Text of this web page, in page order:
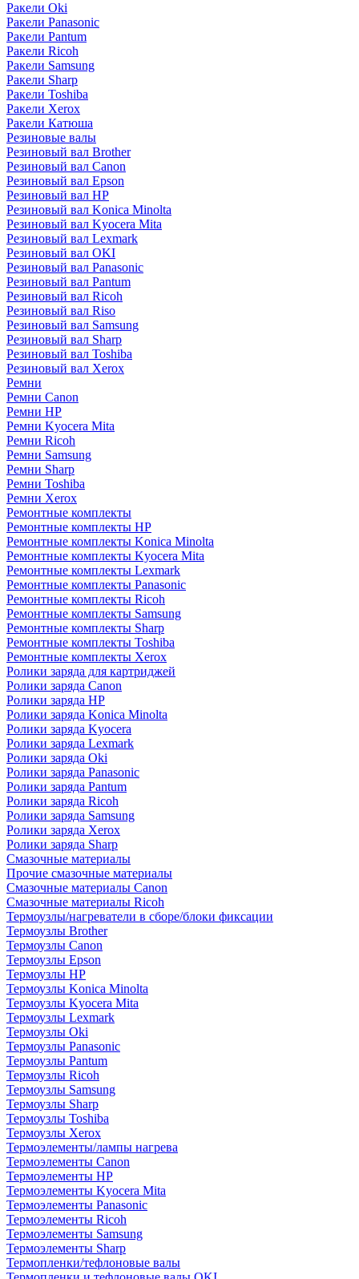
Ракели Oki
Ракели Panasonic
Ракели Pantum
Ракели Ricoh
Ракели Samsung
Ракели Sharp
Ракели Toshiba
Ракели Xerox
Ракели Катюша
Резиновые валы
Резиновый вал Brother
Резиновый вал Canon
Резиновый вал Epson
Резиновый вал HP
Резиновый вал Konica Minolta
Резиновый вал Kyocera Mita
Резиновый вал Lexmark
Резиновый вал OKI
Резиновый вал Panasonic
Резиновый вал Pantum
Резиновый вал Ricoh
Резиновый вал Riso
Резиновый вал Samsung
Резиновый вал Sharp
Резиновый вал Toshiba
Резиновый вал Xerox
Ремни
Ремни Canon
Ремни HP
Ремни Kyocera Mita
Ремни Ricoh
Ремни Samsung
Ремни Sharp
Ремни Toshiba
Ремни Xerox
Ремонтные комплекты
Ремонтные комплекты HP
Ремонтные комплекты Konica Minolta
Ремонтные комплекты Kyocera Mita
Ремонтные комплекты Lexmark
Ремонтные комплекты Panasonic
Ремонтные комплекты Ricoh
Ремонтные комплекты Samsung
Ремонтные комплекты Sharp
Ремонтные комплекты Toshiba
Ремонтные комплекты Xerox
Ролики заряда для картриджей
Ролики заряда Canon
Ролики заряда HP
Ролики заряда Konica Minolta
Ролики заряда Kyocera
Ролики заряда Lexmark
Ролики заряда Oki
Ролики заряда Panasonic
Ролики заряда Pantum
Ролики заряда Ricoh
Ролики заряда Samsung
Ролики заряда Xerox
Ролики заряда Sharp
Смазочные материалы
Прочие смазочные материалы
Смазочные материалы Canon
Смазочные материалы Ricoh
Термоузлы/нагреватели в сборе/блоки фиксации
Термоузлы Brother
Термоузлы Canon
Термоузлы Epson
Термоузлы HP
Термоузлы Konica Minolta
Термоузлы Kyocera Mita
Термоузлы Lexmark
Термоузлы Oki
Термоузлы Panasonic
Термоузлы Pantum
Термоузлы Ricoh
Термоузлы Samsung
Термоузлы Sharp
Термоузлы Toshiba
Термоузлы Xerox
Термоэлементы/лампы нагрева
Термоэлементы Canon
Термоэлементы HP
Термоэлементы Kyocera Mita
Термоэлементы Panasonic
Термоэлементы Ricoh
Термоэлементы Samsung
Термоэлементы Sharp
Термопленки/тефлоновые валы